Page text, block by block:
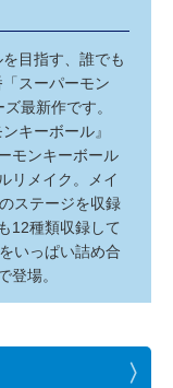
目指す、誰でも
スーパーモン
最新作です。
キーボール』
モンキーボール
リメイク。メイ
ステージを収録
12種類収録して
いっぱい詰め合
登場。